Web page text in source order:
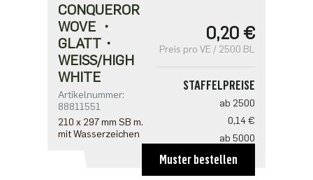
CONQUEROR
WOVE ・
GLATT・
WEISS/HIGH W
HITE
Artikelnummer:
88811551
210 x 297 mm SB m.
mit Wasserzeichen
0,20 €
Preis pro VE / 2500 BL
STAFFELPREISE
ab 2500
0,14 €
ab 5000
0,12 €
ab 12500
Muster bestellen